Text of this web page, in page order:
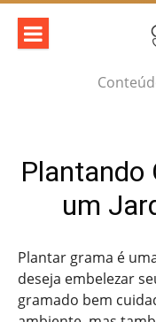
Skip
content
Plantando
um
Plantar grama é
deseja embelezar
gramado bem